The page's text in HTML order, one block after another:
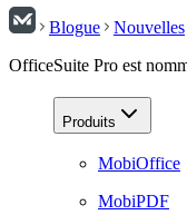
Blogue
Nouvelles
OfficeSuite Pro est
Produits
MobiOffice
MobiPDF